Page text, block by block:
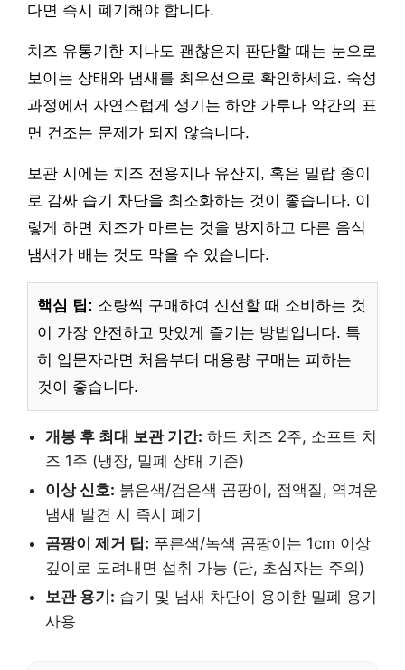
다면 즉시 폐기해야 합니다.
치즈 유통기한 지나도 괜찮은지 판단할 때는 눈으로
보이는 상태와 냄새를 최우선으로 확인하세요. 숙성
과정에서 자연스럽게 생기는 하얀 가루나 약간의 표
면 건조는 문제가 되지 않습니다.
보관 시에는 치즈 전용지나 유산지, 혹은 밀랍 종이
로 감싸 습기 차단을 최소화하는 것이 좋습니다. 이
렇게 하면 치즈가 마르는 것을 방지하고 다른 음식
냄새가 배는 것도 막을 수 있습니다.
핵심 팁: 소량씩 구매하여 신선할 때 소비하는 것
이 가장 안전하고 맛있게 즐기는 방법입니다. 특
히 입문자라면 처음부터 대용량 구매는 피하는
것이 좋습니다.
개봉 후 최대 보관 기간: 하드 치즈 2주, 소프트 치
즈 1주 (냉장, 밀폐 상태 기준)
이상 신호: 붉은색/검은색 곰팡이, 점액질, 역겨운
냄새 발견 시 즉시 폐기
곰팡이 제거 팁: 푸른색/녹색 곰팡이는 1cm 이상
깊이로 도려내면 섭취 가능 (단, 초심자는 주의)
보관 용기: 습기 및 냄새 차단이 용이한 밀폐 용기
사용